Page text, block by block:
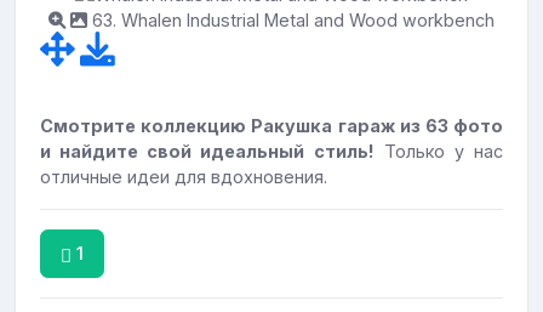
63. Whalen Industrial Metal and Wood workbench
Смотрите коллекцию Ракушка гараж из 63 фото
и найдите свой идеальный стиль! Только у нас
отличные идеи для вдохновения.
1